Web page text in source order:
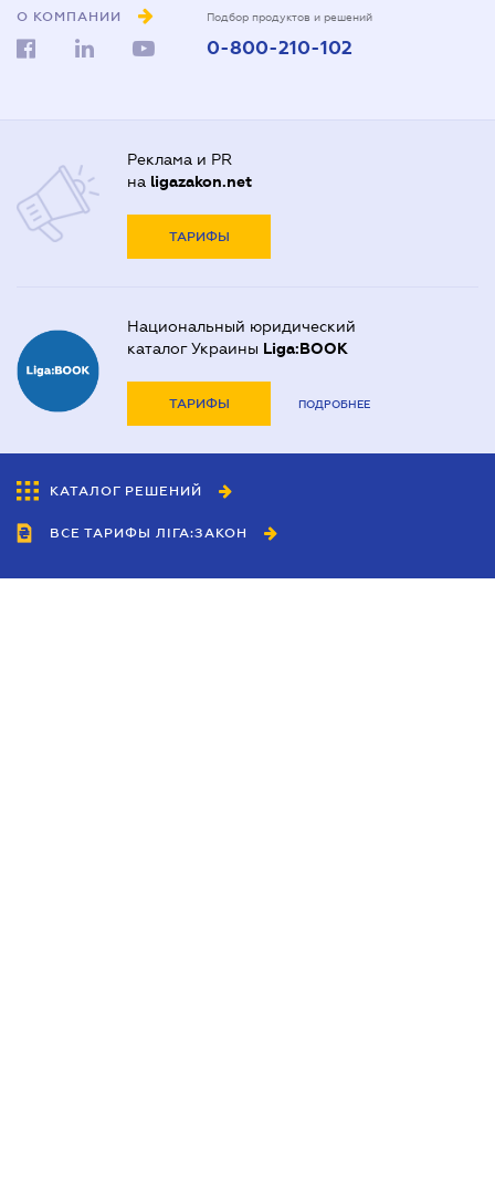
О КОМПАНИИ Подбор продуктов и решений
0-800-210-102
Реклама и PR
на ligazakon.net
ТАРИФЫ
Национальный юридический
каталог Украины Liga:BOOK
ТАРИФЫ ПОДРОБНЕЕ
КАТАЛОГ РЕШЕНИЙ
ВСЕ ТАРИФЫ ЛІГА:ЗАКОН